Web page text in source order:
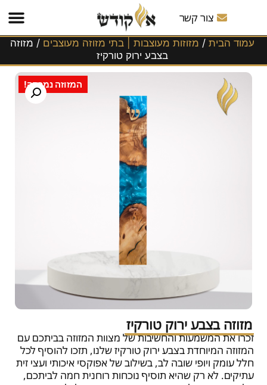
צור קשר
עמוד הבית / מזוזות מעוצבות | בתי מזוזה מעוצבים / מזוזה
בצבע ירוק טורקיז
המזוזה נמכרה!
מזוזה בצבע ירוק טורקיז
זכרו את המשמעות והחשיבות של מצוות המזוזה בביתכם עם
המזוזה המיוחדת בצבע ירוק טורקיז שלנו, תזכו להוסיף לכל
חלל עומק ויופי שובה לב, בשילוב של אפוקסי איכותי ועצי זית
עתיקים. לא רק שהיא תוסיף נוכחות רוחנית חמה לביתכם,